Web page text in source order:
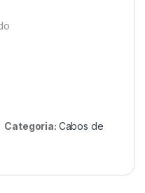
Categoria: Cabos de